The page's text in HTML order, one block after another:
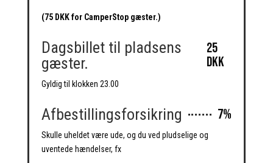
(75 DKK for CamperStop gæster.)
Dagsbillet til pladsens
gæster.
25
DKK
Gyldig til klokken 23.00
Afbestillingsforsikring 7%
Skulle uheldet være ude, og du ved pludselige og
uventede hændelser, fx